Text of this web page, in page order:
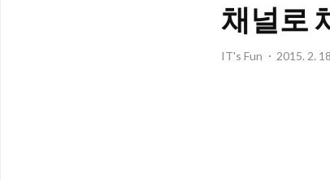
채널로
IT's Fun 2015. 2.